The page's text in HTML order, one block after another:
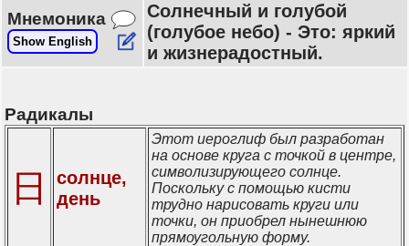
Мнемоника
Show English
Солнечный и голубой
(голубое небо) - Это: яркий
и жизнерадостный.
Радикалы
日
солнце,
день
Этот иероглиф был разработан
на основе круга с точкой в центре,
символизирующего солнце.
Поскольку с помощью кисти
трудно нарисовать круги или
точки, он приобрел нынешнюю
прямоугольную форму.